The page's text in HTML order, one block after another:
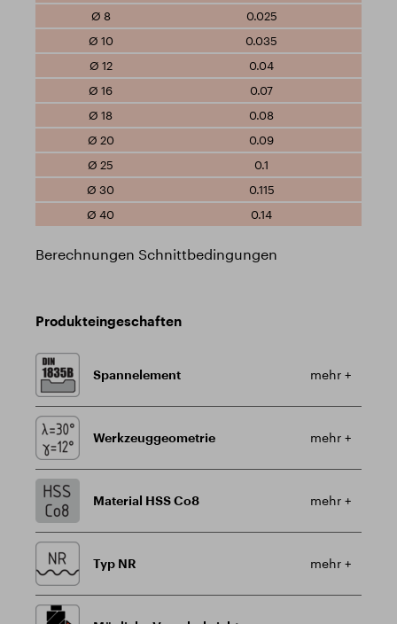
0.025
0.035
0.04
0.07
0.08
0.09
0.1
0.115
0.14
Berechnungen Schnittbedingungen
Produkteingeschaften
Spannelement mehr +
Werkzeuggeometrie mehr +
Material HSS Co8 mehr +
Typ NR mehr +